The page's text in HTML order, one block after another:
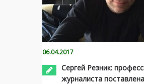
06.04.2017
Сергей Резник:
журналиста